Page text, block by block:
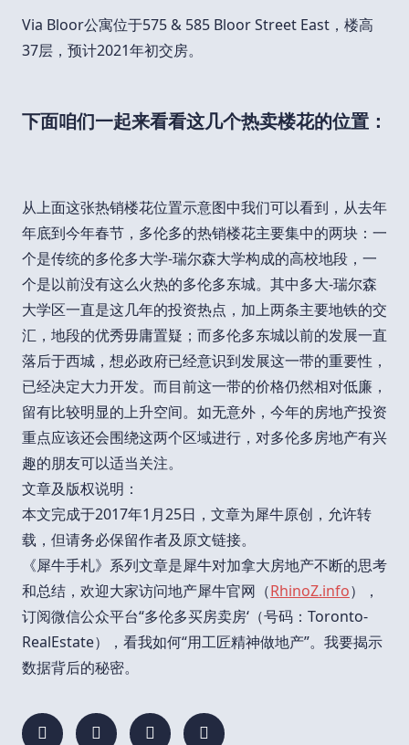
Via Bloor公寓位于575 & 585 Bloor Street East，楼高
37层，预计2021年初交房。
下面咱们一起来看看这几个热卖楼花的位置：
从上面这张热销楼花位置示意图中我们可以看到，从去年
年底到今年春节，多伦多的热销楼花主要集中的两块：一
个是传统的多伦多大学-瑞尔森大学构成的高校地段，一
个是以前没有这么火热的多伦多东城。其中多大-瑞尔森
大学区一直是这几年的投资热点，加上两条主要地铁的交
汇，地段的优秀毋庸置疑；而多伦多东城以前的发展一直
落后于西城，想必政府已经意识到发展这一带的重要性，
已经决定大力开发。而目前这一带的价格仍然相对低廉，
留有比较明显的上升空间。如无意外，今年的房地产投资
重点应该还会围绕这两个区域进行，对多伦多房地产有兴
趣的朋友可以适当关注。
文章及版权说明：
本文完成于2017年1月25日，文章为犀牛原创，允许转
载，但请务必保留作者及原文链接。
《犀牛手札》系列文章是犀牛对加拿大房地产不断的思考
和总结，欢迎大家访问地产犀牛官网（RhinoZ.info），
订阅微信公众平台“多伦多买房卖房‘（号码：Toronto-
RealEstate），看我如何“用工匠精神做地产”。我要揭示
数据背后的秘密。